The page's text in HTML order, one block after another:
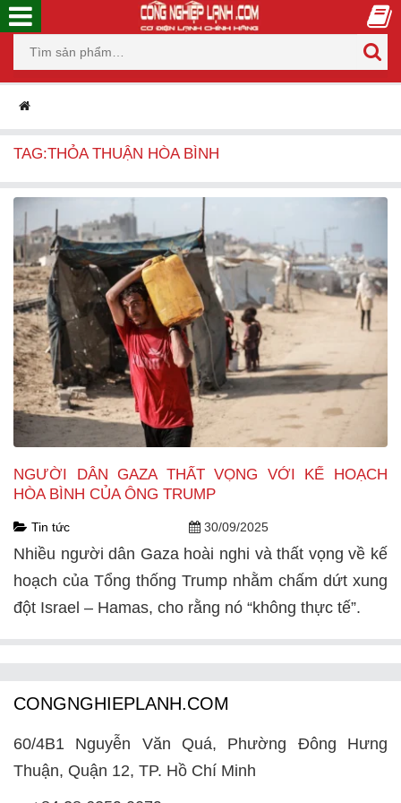
TAG:THỎA THUẬN HÒA BÌNH
NGƯỜI DÂN GAZA THẤT VỌNG VỚI KẾ HOẠCH
HÒA BÌNH CỦA ÔNG TRUMP
Tin tức 30/09/2025
Nhiều người dân Gaza hoài nghi và thất vọng về kế
hoạch của Tổng thống Trump nhằm chấm dứt xung
đột Israel – Hamas, cho rằng nó “không thực tế”.
CONGNGHIEPLANH.COM
60/4B1 Nguyễn Văn Quá, Phường Đông Hưng
Thuận, Quận 12, TP. Hồ Chí Minh